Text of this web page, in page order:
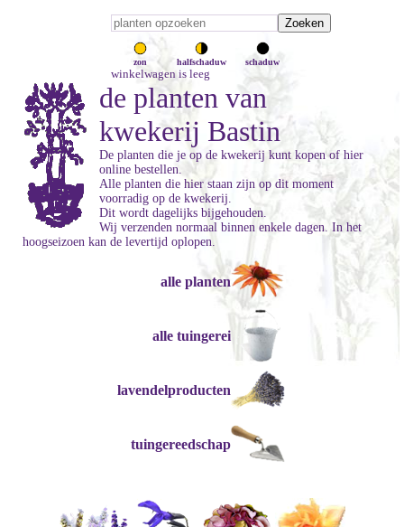
zon halfschaduw schaduw
winkelwagen is leeg
de planten van
kwekerij Bastin
De planten die je op de kwekerij kunt kopen of hier
online bestellen.
Alle planten die hier staan zijn op dit moment
voorradig op de kwekerij.
Dit wordt dagelijks bijgehouden.
Wij verzenden normaal binnen enkele dagen. In het
hoogseizoen kan de levertijd oplopen.
alle planten
alle tuingerei
lavendelproducten
tuingereedschap